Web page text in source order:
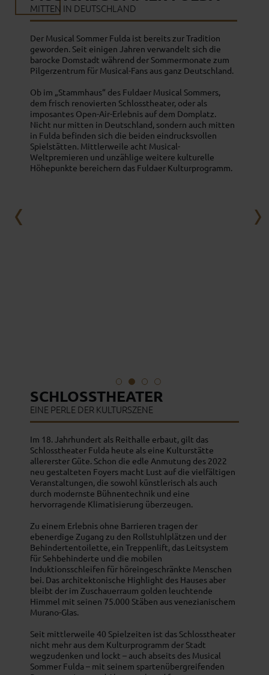
MITTEN IN DEUTSCHLAND
Der Musical Sommer Fulda ist bereits zur Tradition
geworden. Seit einigen Jahren verwandelt sich die
barocke Domstadt während der Sommermonate zum
Pilgerzentrum für Musical-Fans aus ganz Deutschland.
Ob im „Stammhaus“ des Fuldaer Musical Sommers,
dem frisch renovierten Schlosstheater, oder als
imposantes Open-Air-Erlebnis auf dem Domplatz.
Nicht nur mitten in Deutschland, sondern auch mitten
in Fulda befinden sich die beiden eindrucksvollen
Spielstätten. Mittlerweile acht Musical-
Weltpremieren und unzählige weitere kulturelle
Höhepunkte bereichern das Fuldaer Kulturprogramm.
SCHLOSSTHEATER
EINE PERLE DER KULTURSZENE
Im 18. Jahrhundert als Reithalle erbaut, gilt das
Schlosstheater Fulda heute als eine Kulturstätte
allererster Güte. Schon die edle Anmutung des 2022
neu gestalteten Foyers macht Lust auf die vielfältigen
Veranstaltungen, die sowohl künstlerisch als auch
durch modernste Bühnentechnik und eine
hervorragende Klimatisierung überzeugen.
Zu einem Erlebnis ohne Barrieren tragen der
ebenerdige Zugang zu den Rollstuhlplätzen und der
Behindertentoilette, ein Treppenlift, das Leitsystem
für Sehbehinderte und die mobilen
Induktionsschleifen für höreingeschränkte Menschen
bei. Das architektonische Highlight des Hauses aber
bleibt der im Zuschauerraum golden leuchtende
Himmel mit seinen 75.000 Stäben aus venezianischem
Murano-Glas.
Seit mittlerweile 40 Spielzeiten ist das Schlosstheater
nicht mehr aus dem Kulturprogramm der Stadt
wegzudenken und lockt – auch abseits des Musical
Sommer Fulda – mit seinem spartenübergreifenden